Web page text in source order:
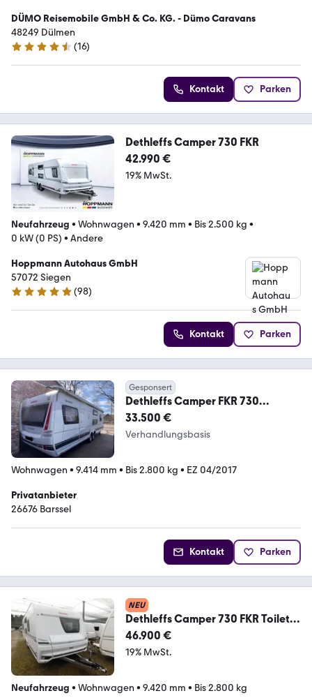
DÜMO Reisemobile GmbH & Co. KG. - Dümo Caravans
48249 Dülmen
4.3 Sterne
(16)
Kontakt Parken
Dethleffs Camper 730 FKR
42.990 €
19% MwSt.
Neufahrzeug • Wohnwagen • 9.420 mm • Bis 2.500 kg •
0 kW (0 PS) • Andere
Hoppmann Autohaus GmbH
57072 Siegen
4.9 Sterne
(98)
Kontakt Parken
Gesponsert
Dethleffs Camper FKR 730
Vollausstattung 7 Schlafplätze
33.500 €
Verhandlungsbasis
Wohnwagen • 9.414 mm • Bis 2.800 kg • EZ 04/2017
Privatanbieter
26676 Barssel
Kontakt Parken
NEU
Dethleffs Camper 730 FKR Toilette
alternativ, Snow-Plus
46.900 €
19% MwSt.
Neufahrzeug • Wohnwagen • 9.420 mm • Bis 2.800 kg